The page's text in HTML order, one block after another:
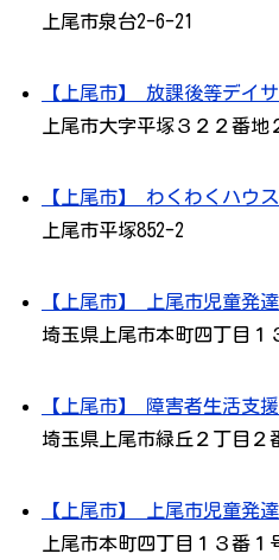
上尾市泉台2-6-21
【上尾市】 放課後等デイ
上尾市大字平塚３２２番地
【上尾市】 わくわくハウ
上尾市平塚852-2
【上尾市】 上尾市児童発
埼玉県上尾市本町四丁目１
【上尾市】 障害者生活支
埼玉県上尾市緑丘２丁目２
【上尾市】 上尾市児童発
上尾市本町四丁目１３番１